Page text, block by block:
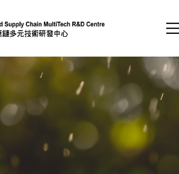
回車鍵）
會員登入
A A EN 繁 简